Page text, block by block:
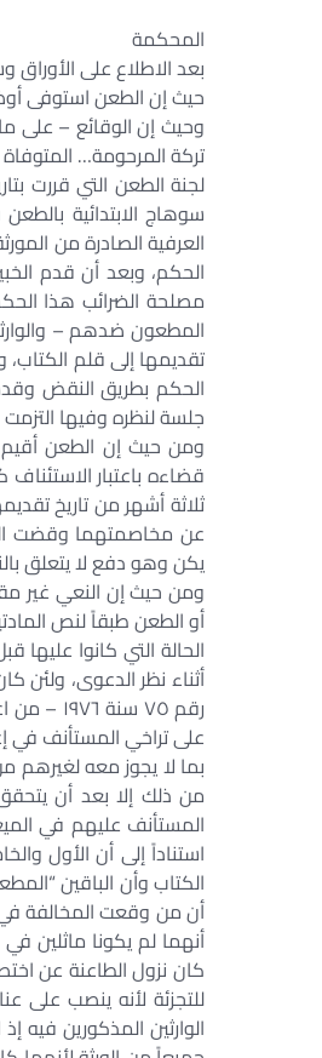
المحكمة
بعد الاطلاع على الأوراق
حيث إن الطعن استوفى
وحيث إن الوقائع – على
المطعون ضدهم –
الحكم بطريق النقض
جلسة لنظره وفيها التزمت
ومن حيث إن الطعن
قضاءه باعتبار
ثلاثة أشهر من تاريخ
عن مخاصمتهما وقضت
يكن وهو دفع لا يتعلق
ومن حيث إن النعي غير
الحالة التي كانوا
رقم ٧٥
على تراخي المستأنف في
بما لا يجوز معه لغيرهم
من ذلك إلا بعد أن
المستأنف عليهم في
استناداً إلى أن الأول
الكتاب وأن الباقين
أن من وقعت المخالفة
أنهما لم يكونا ماثلين
كان نزول الطاعنة عن
للتجزئة لأنه ينصب على
الوارثين المذكورين